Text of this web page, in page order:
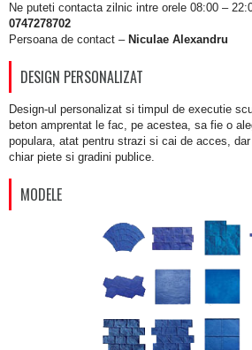
Ne puteti contacta zilnic intre orele 08:00 –
0747278702
Persoana de contact – Niculae Alexandru
DESIGN PERSONALIZAT
Design-ul personalizat si timpul de executie
beton amprentat le fac, pe acestea, sa fie o
populara, atat pentru strazi si cai de acces,
chiar piete si gradini publice.
MODELE